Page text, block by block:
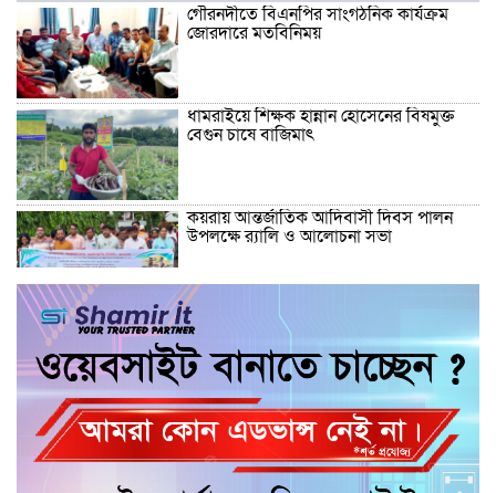
গৌরনদীতে বিএনপির সাংগঠনিক কার্যক্রম
জোরদারে মতবিনিময়
ধামরাইয়ে শিক্ষক হান্নান হোসেনের বিষমুক্ত
বেগুন চাষে বাজিমাৎ
কয়রায় আন্তর্জাতিক আদিবাসী দিবস পালন
উপলক্ষে র‍্যালি ও আলোচনা সভা
মেঘনায় ভেসে উঠল নারী-পুরুষের অর্ধগলিত
মরদেহ উদ্ধার
পৈত্রিক সম্পত্তি নিয়ে দুই ভাইয়ে মধ্যে রক্তক্ষয়ী
সংঘর্ষে নারীসহ আহত ৫